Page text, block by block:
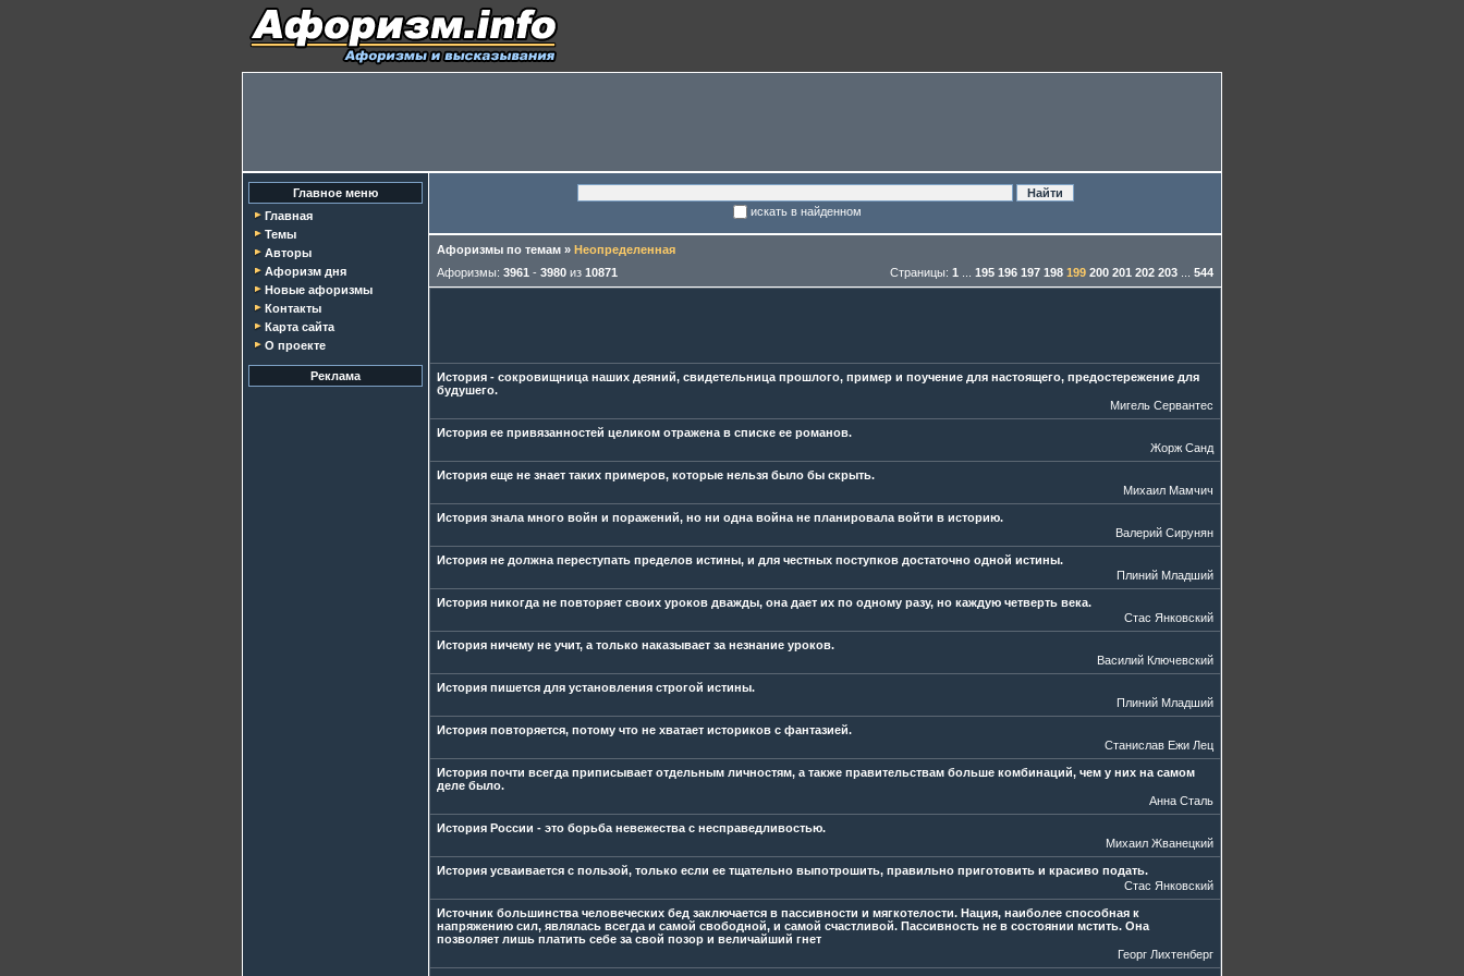
Главное меню
Главная
Темы
Авторы
Афоризм дня
Новые афоризмы
Контакты
Карта сайта
О проекте
Реклама
искать в найденном
Афоризмы по темам » Неопределенная
Афоризмы: 3961 - 3980 из 10871 Страницы: 1 195 196 197 198 199 200 201 202 203 544
История - сокровищница наших деяний, свидетельница прошлого, пример и поучение для настоящего, предостережение для
будушего.
Мигель Сервантес
История ее привязанностей целиком отражена в списке ее романов.
Жорж Санд
История еще не знает таких примеров, которые нельзя было бы скрыть.
Михаил Мамчич
История знала много войн и поражений, но ни одна война не планировала войти в историю.
Валерий Сирунян
История не должна переступать пределов истины, и для честных поступков достаточно одной истины.
Плиний Младший
История никогда не повторяет своих уроков дважды, она дает их по одному разу, но каждую четверть века.
Стас Янковский
История ничему не учит, а только наказывает за незнание уроков.
Василий Ключевский
История пишется для установления строгой истины.
Плиний Младший
История повторяется, потому что не хватает историков с фантазией.
Станислав Ежи Лец
История почти всегда приписывает отдельным личностям, а также правительствам больше комбинаций, чем у них на самом
деле было.
Анна Сталь
История России - это борьба невежества с несправедливостью.
Михаил Жванецкий
История усваивается с пользой, только если ее тщательно выпотрошить, правильно приготовить и красиво подать.
Стас Янковский
Источник большинства человеческих бед заключается в пассивности и мягкотелости. Нация, наиболее способная к
напряжению сил, являлась всегда и самой свободной, и самой счастливой. Пассивность не в состоянии мстить. Она
позволяет лишь платить себе за свой позор и величайший гнет
Георг Лихтенберг